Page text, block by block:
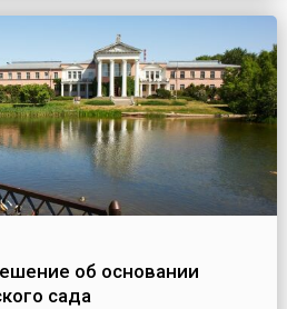
в России на рубеже 19-20 веков на
об основании
сада